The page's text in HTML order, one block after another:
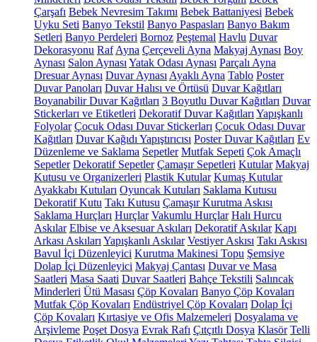
Çarşafı Bebek Nevresim Takımı Bebek Battaniyesi Bebek
Uyku Seti Banyo Tekstil Banyo Paspasları Banyo Bakım
Setleri Banyo Perdeleri Bornoz Peştemal Havlu Duvar
Dekorasyonu Raf Ayna Çerçeveli Ayna Makyaj Aynası Boy
Aynası Salon Aynası Yatak Odası Aynası Parçalı Ayna
Dresuar Aynası Duvar Aynası Ayaklı Ayna Tablo Poster
Duvar Panoları Duvar Halısı ve Örtüsü Duvar Kağıtları
Boyanabilir Duvar Kağıtları 3 Boyutlu Duvar Kağıtları Duvar
Stickerları ve Etiketleri Dekoratif Duvar Kağıtları Yapışkanlı
Folyolar Çocuk Odası Duvar Stickerları Çocuk Odası Duvar
Kağıtları Duvar Kağıdı Yapıştırıcısı Poster Duvar Kağıtları Ev
Düzenleme ve Saklama Sepetler Mutfak Sepeti Çok Amaçlı
Sepetler Dekoratif Sepetler Çamaşır Sepetleri Kutular Makyaj
Kutusu ve Organizerleri Plastik Kutular Kumaş Kutular
Ayakkabı Kutuları Oyuncak Kutuları Saklama Kutusu
Dekoratif Kutu Takı Kutusu Çamaşır Kurutma Askısı
Saklama Hurçları Hurçlar Vakumlu Hurçlar Halı Hurcu
Askılar Elbise ve Aksesuar Askıları Dekoratif Askılar Kapı
Arkası Askıları Yapışkanlı Askılar Vestiyer Askısı Takı Askısı
Bavul İçi Düzenleyici Kurutma Makinesi Topu Şemsiye
Dolap İçi Düzenleyici Makyaj Çantası Duvar ve Masa
Saatleri Masa Saati Duvar Saatleri Bahçe Tekstili Salıncak
Minderleri Ütü Masası Çöp Kovaları Banyo Çöp Kovaları
Mutfak Çöp Kovaları Endüstriyel Çöp Kovaları Dolap İçi
Çöp Kovaları Kırtasiye ve Ofis Malzemeleri Dosyalama ve
Arşivleme Poşet Dosya Evrak Rafı Çıtçıtlı Dosya Klasör Telli